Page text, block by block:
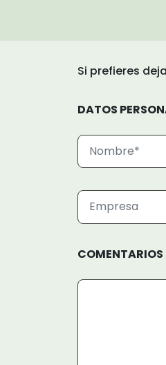
Si prefieres
DATOS
COMENTARIOS